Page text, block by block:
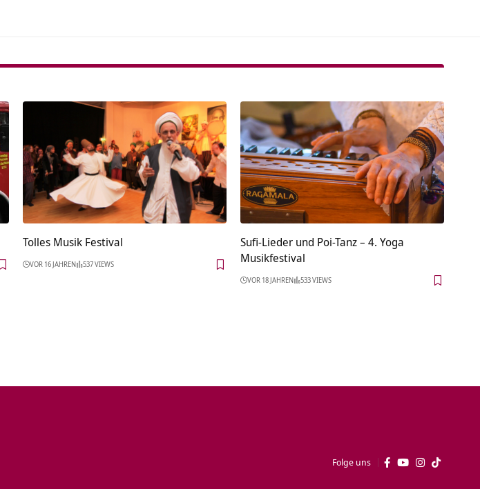
Tolles Musik Festival
VOR 16 JAHREN 537 VIEWS
Sufi-Lieder und Poi-Tanz – 4. Yoga
Musikfestival
VOR 18 JAHREN 533 VIEWS
Folge uns